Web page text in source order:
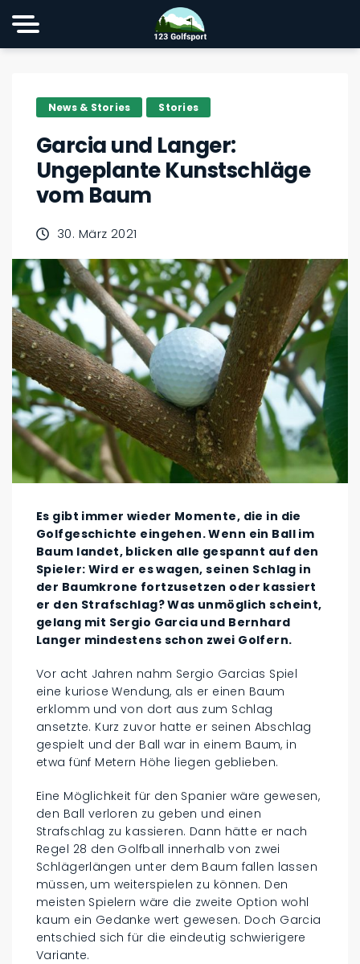
News & Stories Stories
Garcia und Langer:
Ungeplante Kunstschläge
vom Baum
30. März 2021
Es gibt immer wieder Momente, die in die
Golfgeschichte eingehen. Wenn ein Ball im
Baum landet, blicken alle gespannt auf den
Spieler: Wird er es wagen, seinen Schlag in
der Baumkrone fortzusetzen oder kassiert
er den Strafschlag? Was unmöglich scheint,
gelang mit Sergio Garcia und Bernhard
Langer mindestens schon zwei Golfern.
Vor acht Jahren nahm Sergio Garcias Spiel
eine kuriose Wendung, als er einen Baum
erklomm und von dort aus zum Schlag
ansetzte. Kurz zuvor hatte er seinen Abschlag
gespielt und der Ball war in einem Baum, in
etwa fünf Metern Höhe liegen geblieben.
Eine Möglichkeit für den Spanier wäre gewesen,
den Ball verloren zu geben und einen
Strafschlag zu kassieren. Dann hätte er nach
Regel 28 den Golfball innerhalb von zwei
Schlägerlängen unter dem Baum fallen lassen
müssen, um weiterspielen zu können. Den
meisten Spielern wäre die zweite Option wohl
kaum ein Gedanke wert gewesen. Doch Garcia
entschied sich für die eindeutig schwierigere
Variante.